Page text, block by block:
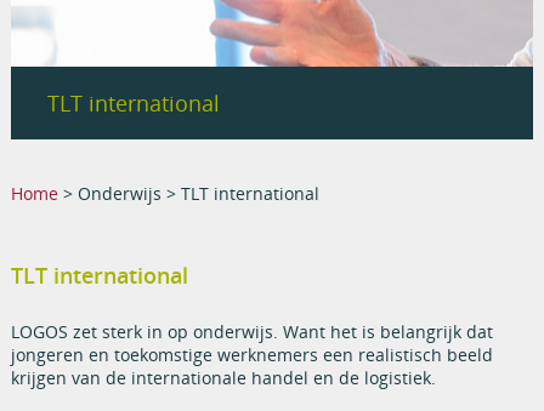
TLT international
You are here
Home> Onderwijs > TLT international
TLT international
LOGOS zet sterk in op onderwijs. Want het is belangrijk dat
jongeren en toekomstige werknemers een realistisch beeld
krijgen van de internationale handel en de logistiek.